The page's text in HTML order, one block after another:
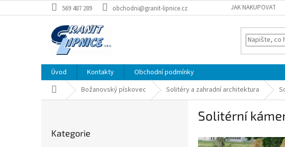
na
569 487 289 obchodni@granit-lipnice.cz JAK NAKUPOVAT
Úvod Kontakty
Obchodní podmínky
Domů Božanovský pískovec Solitéry a zahradní architektura
kategorie
Kategorie
Solitérní